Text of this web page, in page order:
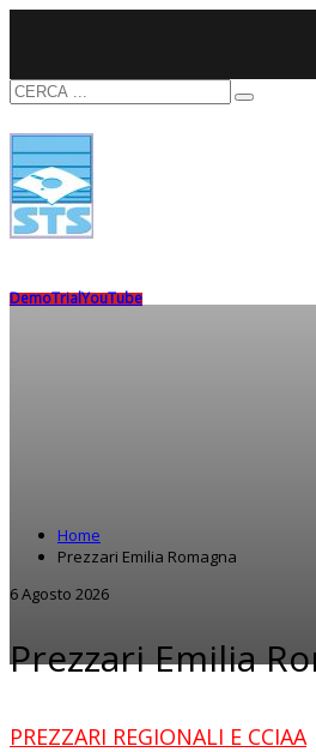
DemoTrialYouTube
Home
Prezzari Emilia Romagna
6 Agosto 2026
Prezzari Emilia
PREZZARI REGIONALI E CCIAA